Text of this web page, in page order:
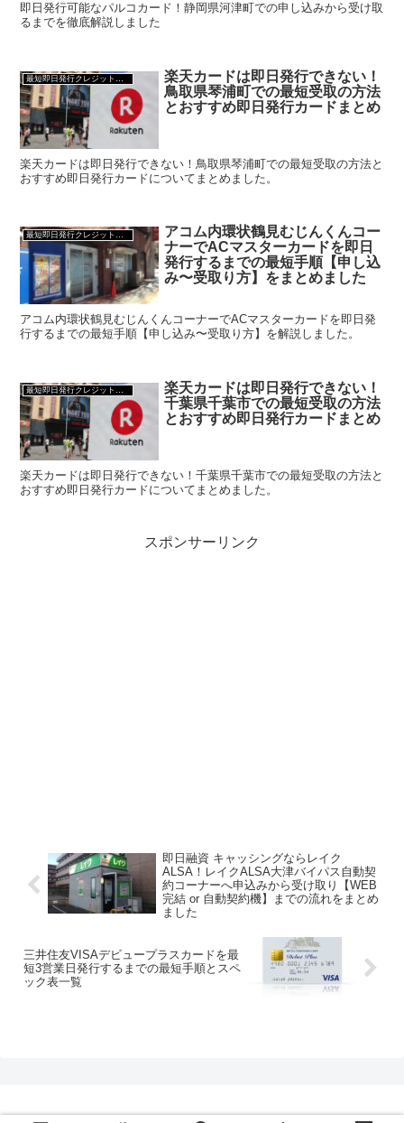
即日発行可能なパルコカード！静岡県河津町での申し込みから受け取
るまでを徹底解説しました
最短即日発行クレジットカード
楽天カードは即日発行できない！
鳥取県琴浦町での最短受取の方法
とおすすめ即日発行カードまとめ
楽天カードは即日発行できない！鳥取県琴浦町での最短受取の方法と
おすすめ即日発行カードについてまとめました。
アコム内環状鶴見むじんくんコー
ナーでACマスターカードを即日
発行するまでの最短手順【申し込
み〜受取り方】をまとめました
アコム内環状鶴見むじんくんコーナーでACマスターカードを即日発
行するまでの最短手順【申し込み〜受取り方】を解説しました。
最短即日発行クレジットカード
楽天カードは即日発行できない！
千葉県千葉市での最短受取の方法
とおすすめ即日発行カードまとめ
楽天カードは即日発行できない！千葉県千葉市での最短受取の方法と
おすすめ即日発行カードについてまとめました。
スポンサーリンク
即日融資 キャッシングならレイク
ALSA！レイクALSA大津バイパス自動契
約コーナーへ申込みから受け取り【WEB
完結 or 自動契約機】までの流れをまとめ
ました
三井住友VISAデビュープラスカードを最
短3営業日発行するまでの最短手順とスペ
ック表一覧